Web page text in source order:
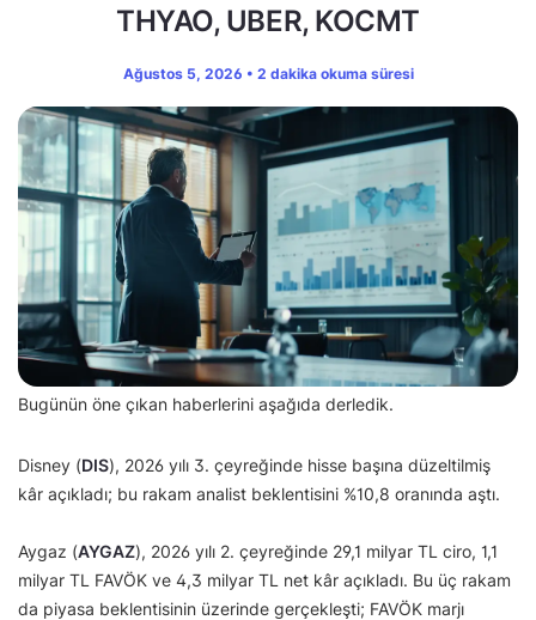
THYAO, UBER, KOCMT
Ağustos 5, 2026 • 2 dakika okuma süresi
Bugünün öne çıkan haberlerini aşağıda derledik.
Disney (DIS), 2026 yılı 3. çeyreğinde hisse başına düzeltilmiş
kâr açıkladı; bu rakam analist beklentisini %10,8 oranında aştı.
Aygaz (AYGAZ), 2026 yılı 2. çeyreğinde 29,1 milyar TL ciro, 1,1
milyar TL FAVÖK ve 4,3 milyar TL net kâr açıkladı. Bu üç rakam
da piyasa beklentisinin üzerinde gerçekleşti; FAVÖK marjı